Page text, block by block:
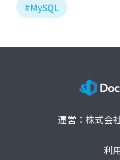
#MySQL
運営：株式会
利